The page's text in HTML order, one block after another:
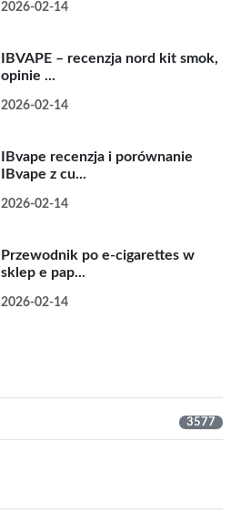
2026-02-14
IBVAPE – recenzja nord kit smok,
opinie ...
2026-02-14
IBvape recenzja i porównanie
IBvape z cu...
2026-02-14
Przewodnik po e-cigarettes w
sklep e pap...
2026-02-14
3577